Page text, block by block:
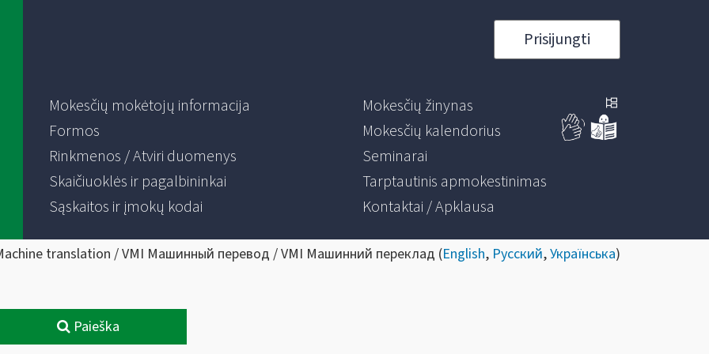
Prisijungti
Mokesčių mokėtojų informacija
Formos
Rinkmenos / Atviri duomenys
Skaičiuoklės ir pagalbininkai
Sąskaitos ir įmokų kodai
Mokesčių žinynas
Mokesčių kalendorius
Seminarai
Tarptautinis apmokestinimas
Kontaktai / Apklausa
translation / VMI Машинный перевод / VMI Машинний переклад (English, Русский,Українська)
Paieška